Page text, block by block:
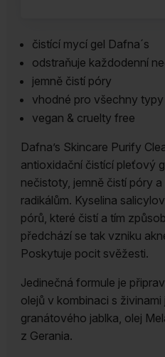
Cleanser
Dafna's
Skincare
100
ml
čistící mycí gel Dafna´s
odstraňuje každodenní
jemně čistí póry
vhodné pro všechny typy
vegan & cruelty free
Dafna’s Skincare Purify
antioxidační čistící pleťový
nečistoty, jemně čistí póry
radikálům. Kyselina
pórů, které čistí a tím
předchází se tak vzniku
Poskytuje pocit svěžesti.
Jedinečná formule je
olejů v kombinaci s
granátového jablka, olej
z Gerania.